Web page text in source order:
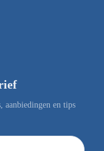
aanbiedingen en tips